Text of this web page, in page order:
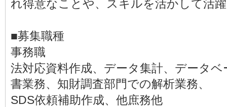
れ得意なことや、スキルを活かして活
■募集職種
事務職
法対応資料作成、データ集計、データ
書業務、知財調査部門での解析業務、
SDS依頼補助作成、他庶務他